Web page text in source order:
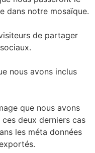
dans notre mosaïque.
de partager
nous avons inclus
que nous avons
deux derniers cas
les méta données